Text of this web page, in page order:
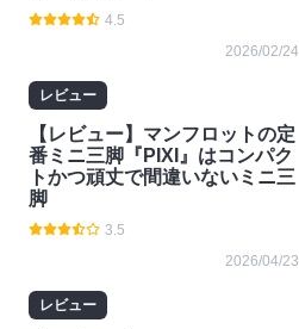
4.5
2026/02/24
レビュー
【レビュー】マンフロットの定
番ミニ三脚『PIXI』はコンパク
トかつ頑丈で間違いないミニ三
脚
3.5
2026/04/23
レビュー